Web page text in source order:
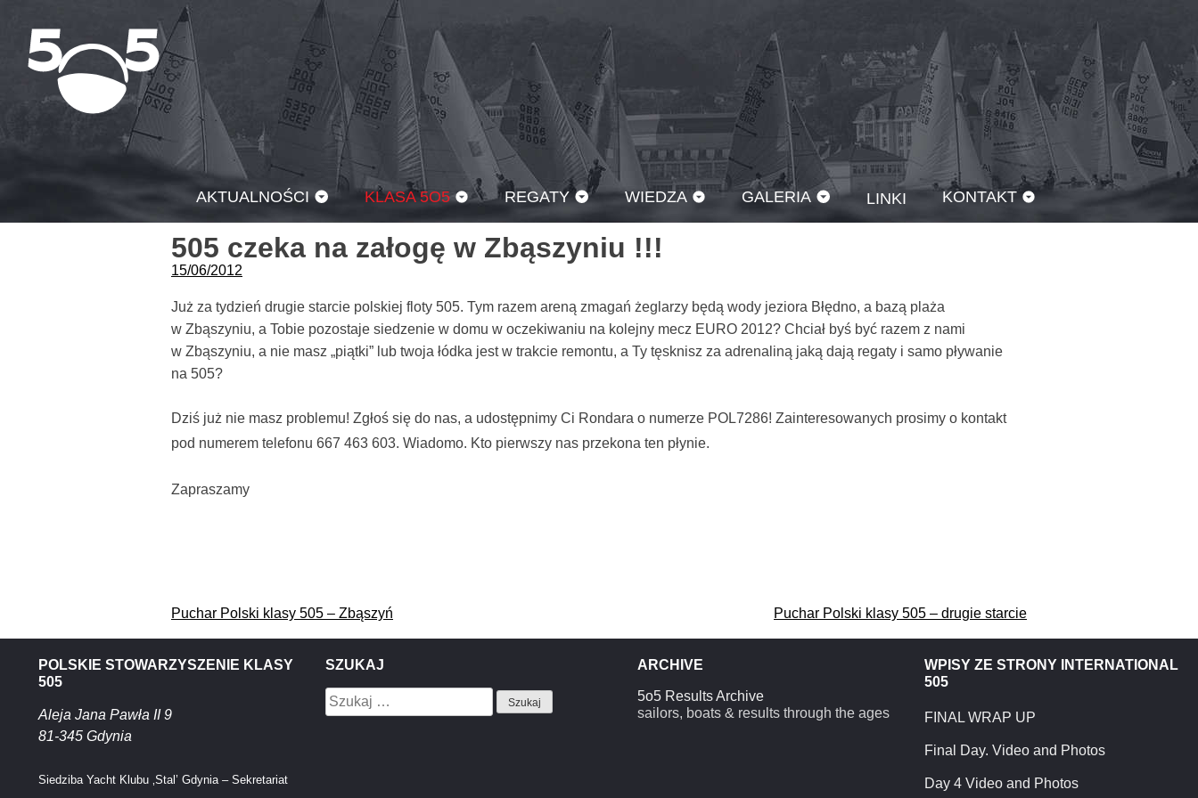
treści
AKTUALNOŚCI KLASA 5O5 REGATY WIEDZA GALERIA LINKI KONTAKT
505 czeka na załogę w Zbąszyniu !!!
15/06/2012
Już za tydzień drugie starcie polskiej floty 505. Tym razem areną zmagań żeglarzy będą wody jeziora Błędno, a bazą plaża
w Zbąszyniu, a Tobie pozostaje siedzenie w domu w oczekiwaniu na kolejny mecz EURO 2012? Chciał byś być razem z nami
w Zbąszyniu, a nie masz „piątki” lub twoja łódka jest w trakcie remontu, a Ty tęsknisz za adrenaliną jaką dają regaty i samo pływanie
na 505?
Dziś już nie masz problemu! Zgłoś się do nas, a udostępnimy Ci Rondara o numerze POL7286! Zainteresowanych prosimy o kontakt
pod numerem telefonu 667 463 603. Wiadomo. Kto pierwszy nas przekona ten płynie.
Zapraszamy
Nawigacja
wpisu
Puchar Polski klasy 505 – Zbąszyń Puchar Polski klasy 505 – drugie starcie
POLSKIE STOWARZYSZENIE KLASY
505
Aleja Jana Pawła II 9
81-345 Gdynia
Siedziba Yacht Klubu ‚Stal’ Gdynia – Sekretariat
SZUKAJ
Szukaj:
ARCHIVE
5o5 Results Archive
sailors, boats & results through the ages
WPISY ZE STRONY INTERNATIONAL
505
FINAL WRAP UP
Final Day. Video and Photos
Day 4 Video and Photos